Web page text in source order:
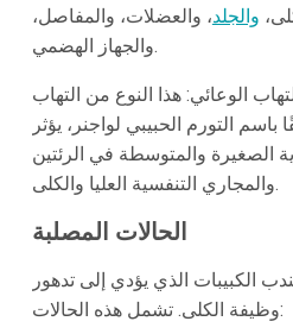
والجلد، والعضلات، والمفاصل،
والجهاز الهضمي.
الوعائي: هذا النوع من التهاب
باسم التورم الحبيبي لواجنر، يؤثر
الصغيرة والمتوسطة في الرئتين
والمجاري التنفسية العليا والكلى.
الحالات المصلبة
الكبيبات الذي يؤدي إلى تدهور
وظيفة الكلى. تشمل هذه الحالات: